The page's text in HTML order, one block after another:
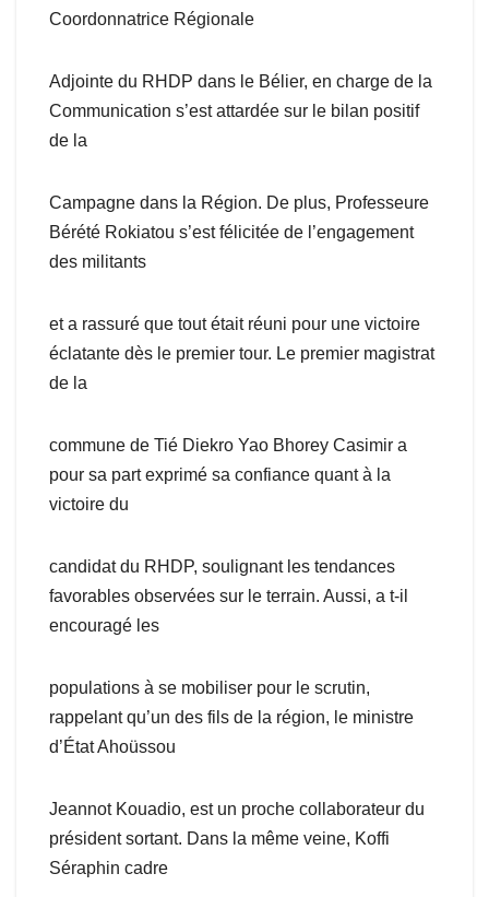
Coordonnatrice Régionale
Adjointe du RHDP dans le Bélier, en charge de la
Communication s’est attardée sur le bilan positif
de la
Campagne dans la Région. De plus, Professeure
Bérété Rokiatou s’est félicitée de l’engagement
des militants
et a rassuré que tout était réuni pour une victoire
éclatante dès le premier tour. Le premier magistrat
de la
commune de Tié Diekro Yao Bhorey Casimir a
pour sa part exprimé sa confiance quant à la
victoire du
candidat du RHDP, soulignant les tendances
favorables observées sur le terrain. Aussi, a t-il
encouragé les
populations à se mobiliser pour le scrutin,
rappelant qu’un des fils de la région, le ministre
d’État Ahoüssou
Jeannot Kouadio, est un proche collaborateur du
président sortant. Dans la même veine, Koffi
Séraphin cadre